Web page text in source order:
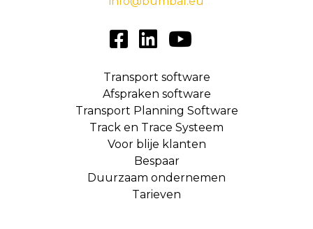
Transport software
Afspraken software
Transport Planning Software
Track en Trace Systeem
Voor blije klanten
Bespaar
Duurzaam ondernemen
Tarieven